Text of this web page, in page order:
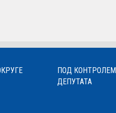
ПОД КОНТРОЛЕМ
ДЕПУТАТА